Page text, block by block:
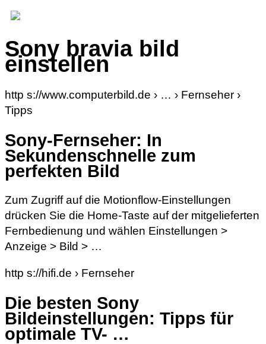
Sony bravia bild
einstellen
http s://www.computerbild.de › … › Fernseher ›
Tipps
Sony-Fernseher: In
Sekundenschnelle zum
perfekten Bild
Zum Zugriff auf die Motionflow-Einstellungen
drücken Sie die Home-Taste auf der mitgelieferten
Fernbedienung und wählen Einstellungen >
Anzeige > Bild > …
http s://hifi.de › Fernseher
Die besten Sony
Bildeinstellungen: Tipps für
optimale TV- …